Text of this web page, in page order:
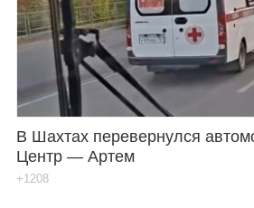
В Шахтах перевернулся
Центр — Артем
+1208